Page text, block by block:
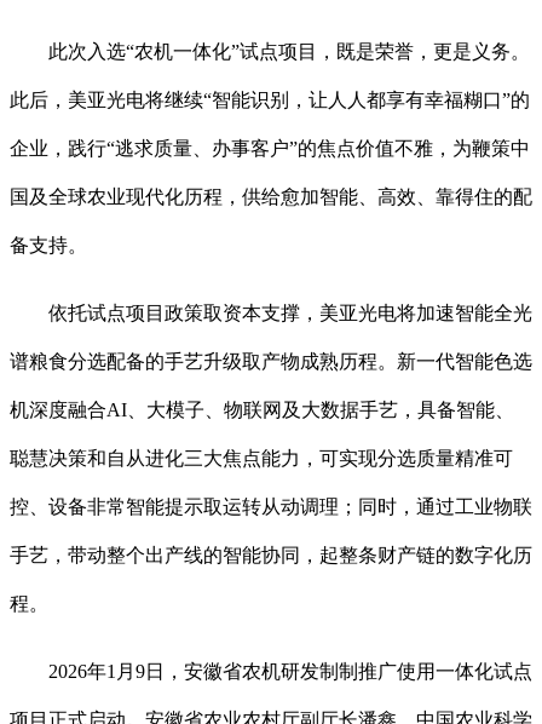
此次入选“农机一体化”试点项目，既是荣誉，更是义务。
此后，美亚光电将继续“智能识别，让人人都享有幸福糊口”的
企业，践行“逃求质量、办事客户”的焦点价值不雅，为鞭策中
国及全球农业现代化历程，供给愈加智能、高效、靠得住的配
备支持。
依托试点项目政策取资本支撑，美亚光电将加速智能全光
谱粮食分选配备的手艺升级取产物成熟历程。新一代智能色选
机深度融合AI、大模子、物联网及大数据手艺，具备智能、
聪慧决策和自从进化三大焦点能力，可实现分选质量精准可
控、设备非常智能提示取运转从动调理；同时，通过工业物联
手艺，带动整个出产线的智能协同，起整条财产链的数字化历
程。
2026年1月9日，安徽省农机研发制制推广使用一体化试点